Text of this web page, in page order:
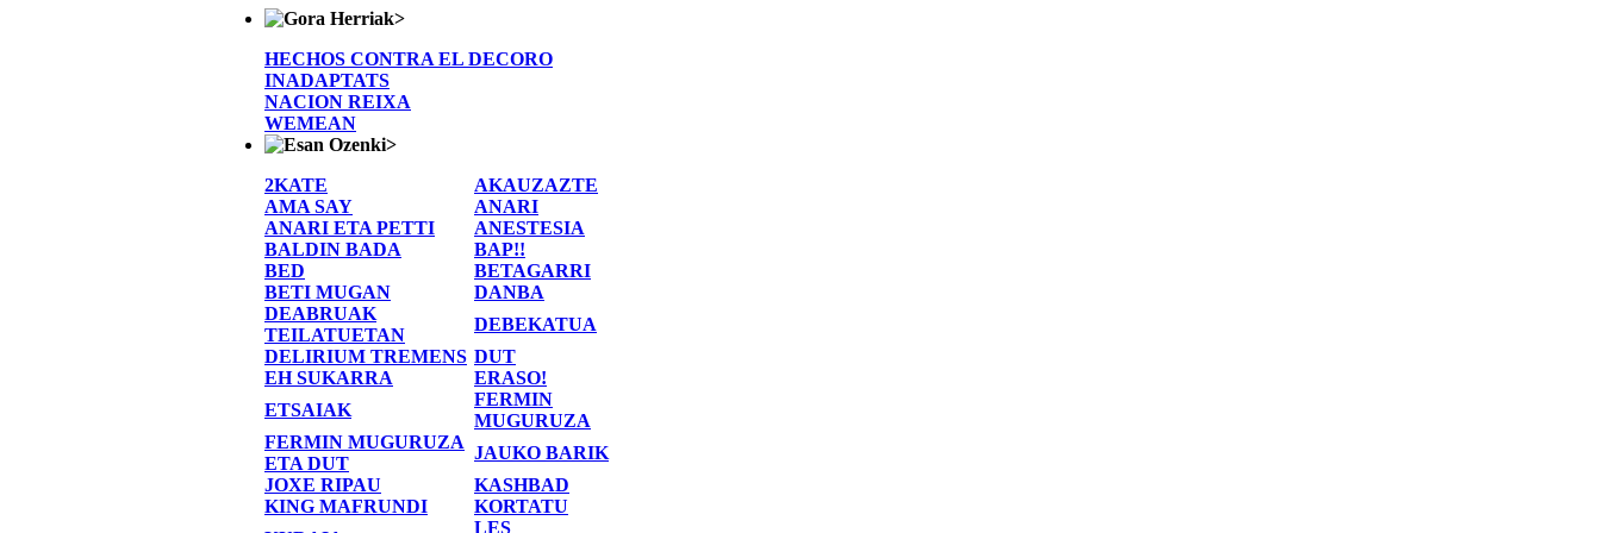
>
HECHOS CONTRA EL DECORO
INADAPTATS
NACION REIXA
WEMEAN
>
2KATE
AKAUZAZTE
AMA SAY
ANARI
ANARI ETA PETTI
ANESTESIA
BALDIN BADA
BAP!!
BED
BETAGARRI
BETI MUGAN
DANBA
DEABRUAK
TEILATUETAN
DEBEKATUA
DELIRIUM TREMENS DUT
EH SUKARRA
ERASO!
ETSAIAK
FERMIN
MUGURUZA
FERMIN MUGURUZA
ETA DUT
JAUKO BARIK
JOXE RIPAU
KASHBAD
KING MAFRUNDI
KORTATU
LES